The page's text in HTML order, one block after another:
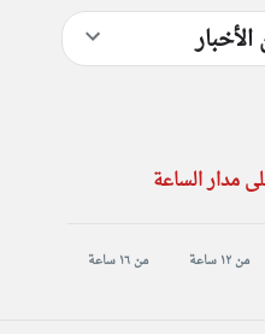
مدار الساعة
من ١٢ ساعة من ١٦ ساعة